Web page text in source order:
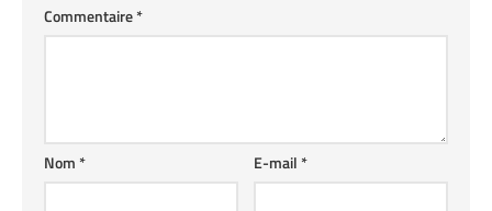
Commentaire*
E-mail*
Nom*